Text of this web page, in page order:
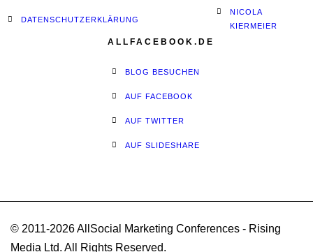
DATENSCHUTZERKLÄRUNG
ALLFACEBOOK.DE
BLOG BESUCHEN
AUF FACEBOOK
AUF TWITTER
AUF SLIDESHARE
NICOLA
KIERMEIER
© 2011-2026 AllSocial Marketing Conferences - Rising
Media Ltd. All Rights Reserved.